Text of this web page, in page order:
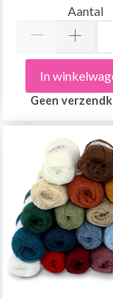
Aantal
In
Geen